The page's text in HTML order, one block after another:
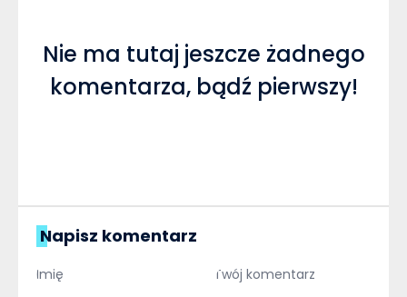
Nie ma tutaj jeszcze żadnego
komentarza, bądź pierwszy!
Napisz komentarz